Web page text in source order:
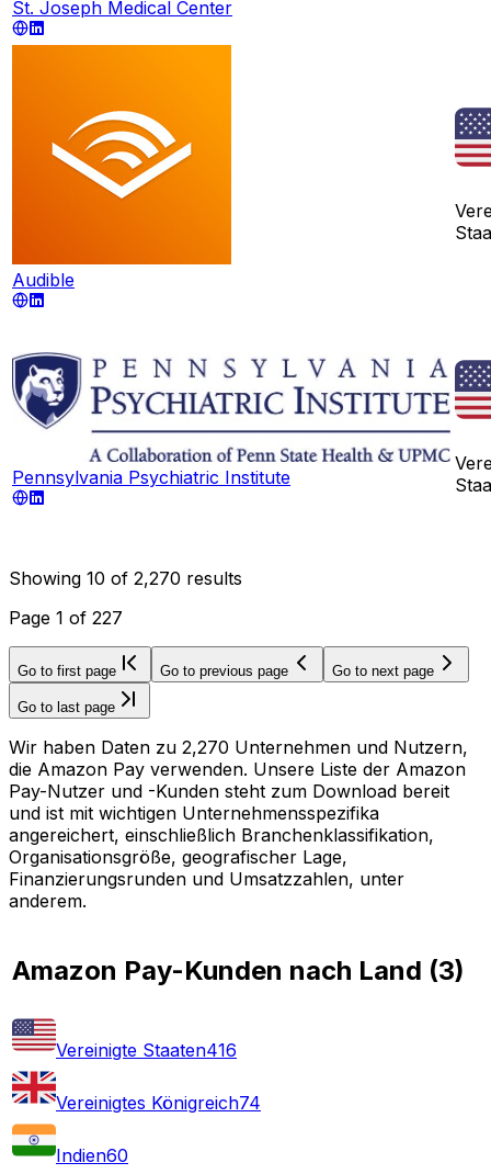
St. Joseph Medical Center
Audible
Pennsylvania Psychiatric Institute
Showing 10 of 2,270 results
Page 1 of 227
Go to first page Go to previous page Go to next page
Go to last page
Wir haben Daten zu 2,270 Unternehmen und Nutzern,
die Amazon Pay verwenden. Unsere Liste der Amazon
Pay-Nutzer und -Kunden steht zum Download bereit
und ist mit wichtigen Unternehmensspezifika
angereichert, einschließlich Branchenklassifikation,
Organisationsgröße, geografischer Lage,
Finanzierungsrunden und Umsatzzahlen, unter
anderem.
Amazon Pay-Kunden nach Land (3)
Vereinigte Staaten416
Vereinigtes Königreich74
Indien60